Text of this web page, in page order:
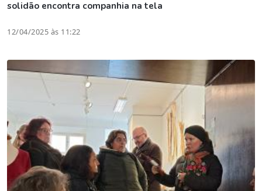
solidão encontra companhia na tela
12/04/2025 às 11:22